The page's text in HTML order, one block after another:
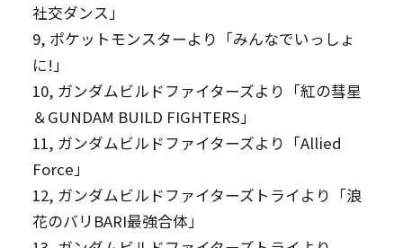
社交ダンス」
9, ポケットモンスターより「みんなでいっしょ
に!」
10, ガンダムビルドファイターズより「紅の彗星
＆GUNDAM BUILD FIGHTERS」
11, ガンダムビルドファイターズより「Allied
Force」
12, ガンダムビルドファイターズトライより「浪
花のバリBARI最強合体」